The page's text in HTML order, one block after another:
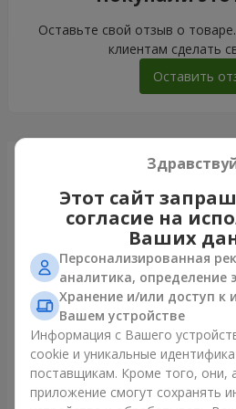
Оставьте свой отзыв о
клиентам сделать
Оставить
Только что
Гигантский бежевый
Этот сайт
согласие на
Ваших
Персонализированная
аналитика, определение
Хранение и/или доступ к
Вашем устройстве
Информация с Вашего
cookie и уникальные
поставщикам. Кроме того, они,
приложение смогут сохранять